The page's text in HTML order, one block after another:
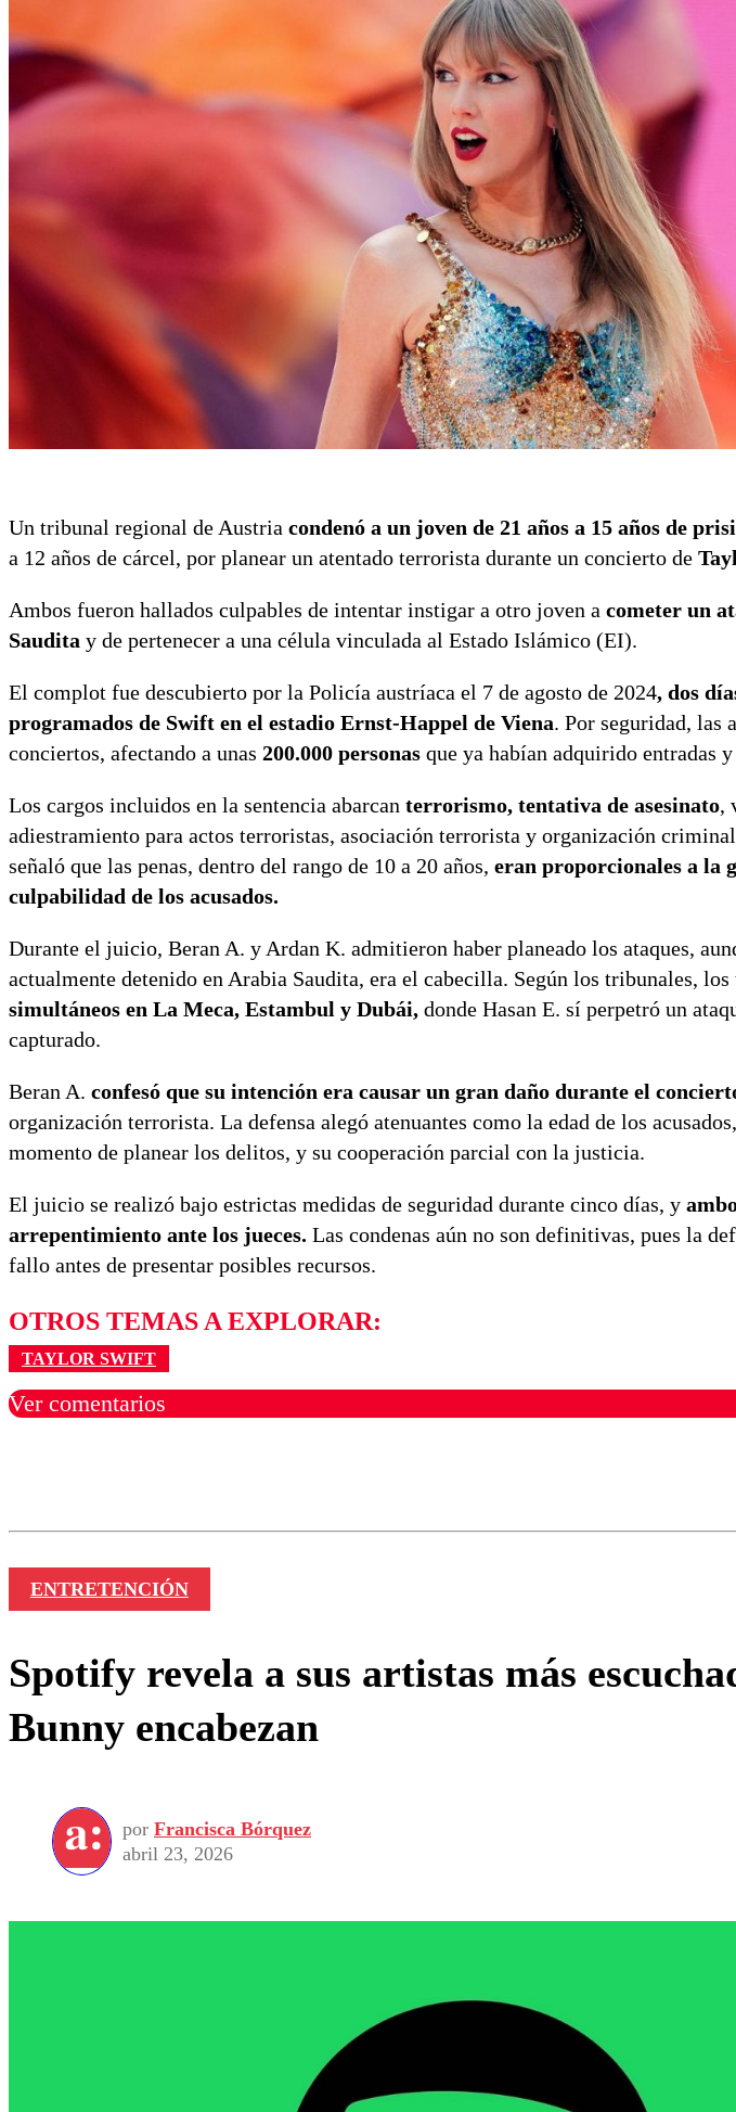
Un tribunal regional de Austria condenó a un joven de 21 años a 15 años de
a 12 años de cárcel, por planear un atentado terrorista durante un concierto de
Ambos fueron hallados culpables de intentar instigar a otro joven a cometer un
Saudita y de pertenecer a una célula vinculada al Estado Islámico (EI).
El complot fue descubierto por la Policía austríaca el 7 de agosto de 2024, dos
programados de Swift en el estadio Ernst-Happel de Viena. Por seguridad, las
conciertos, afectando a unas 200.000 personas que ya habían adquirido entradas
Los cargos incluidos en la sentencia abarcan terrorismo, tentativa de asesinato,
adiestramiento para actos terroristas, asociación terrorista y organización
señaló que las penas, dentro del rango de 10 a 20 años, eran proporcionales a la
culpabilidad de los acusados.
Durante el juicio, Beran A. y Ardan K. admitieron haber planeado los ataques,
actualmente detenido en Arabia Saudita, era el cabecilla. Según los tribunales, los
simultáneos en La Meca, Estambul y Dubái, donde Hasan E. sí perpetró un
capturado.
Beran A. confesó que su intención era causar un gran daño durante el
organización terrorista. La defensa alegó atenuantes como la edad de los
momento de planear los delitos, y su cooperación parcial con la justicia.
El juicio se realizó bajo estrictas medidas de seguridad durante cinco días, y
arrepentimiento ante los jueces. Las condenas aún no son definitivas, pues la
fallo antes de presentar posibles recursos.
OTROS TEMAS A EXPLORAR:
TAYLOR SWIFT
Ver comentarios
ENTRETENCIÓN
Spotify revela a sus artistas más
Bunny encabezan
por Francisca Bórquez
abril 23, 2026